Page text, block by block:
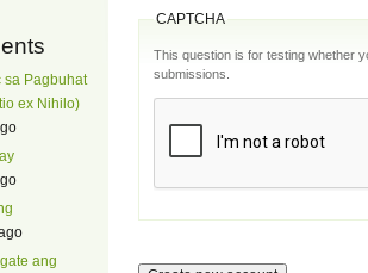
sa Pagbuhat
ex Nihilo)
ang
CAPTCHA
This question is for testing whether
submissions.